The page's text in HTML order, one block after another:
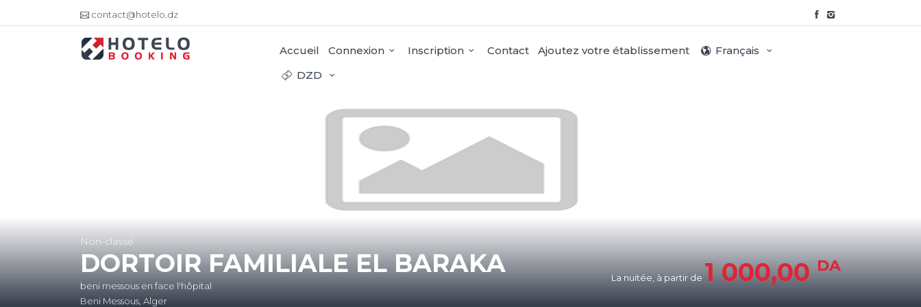
contact@hotelo.dz
Accueil Connexion Inscription Contact Ajoutez votre établissement
Français
DZD
Non-classé
DORTOIR FAMILIALE EL BARAKA
beni messous en face l'hôpital
Beni Messous, Alger
La nuitée, à partir de 1 000,00DA